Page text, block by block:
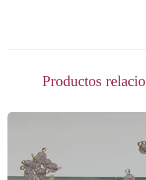
Productos